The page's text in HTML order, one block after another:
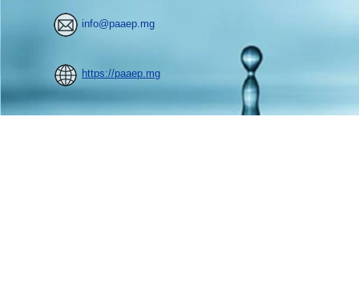
https://paaep.mg
info@paaep.mg